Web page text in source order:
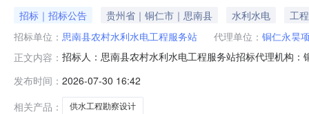
招标｜招标公告 贵州省｜铜仁市｜思南县 水利水电
工程
招标单位： 思南县农村水利水电工程服务站 代理单位： 铜仁永昊
正文内容： 招标人：思南县农村水利水电工程服务站招标代理机构
为思南县农村水利水电工程服务站。项目已具备招标条
管1条，长548m，为DN50
发布时间： 2026-07-30 16:42
相关产品：
供水工程勘察设计